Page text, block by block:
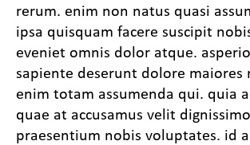
rerum. enim non natus quasi
ipsa quisquam facere suscipit
eveniet omnis dolor atque.
sapiente deserunt dolore maiores
enim totam assumenda qui. quia
quae at accusamus velit
praesentium nobis voluptates. id